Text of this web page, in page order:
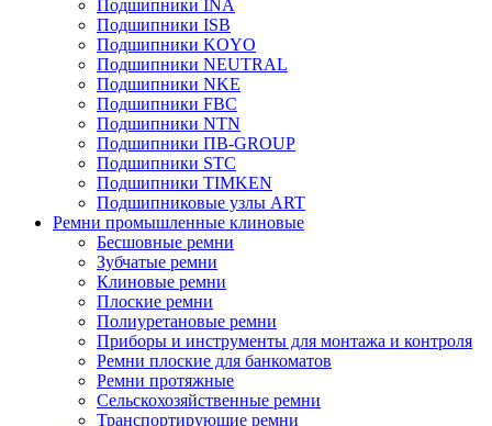
Подшипники INA
Подшипники ISB
Подшипники KOYO
Подшипники NEUTRAL
Подшипники NKE
Подшипники FBC
Подшипники NTN
Подшипники ПВ-GROUP
Подшипники STC
Подшипники TIMKEN
Подшипниковые узлы ART
Ремни промышленные клиновые
Бесшовные ремни
Зубчатые ремни
Клиновые ремни
Плоские ремни
Полиуретановые ремни
Приборы и инструменты для монтажа и контроля
Ремни плоские для банкоматов
Ремни протяжные
Сельскохозяйственные ремни
Транспортирующие ремни